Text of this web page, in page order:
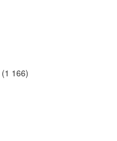
(1 166)